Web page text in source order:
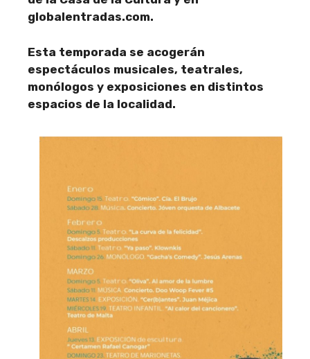
globalentradas.com.
Esta temporada se acogerán
espectáculos musicales, teatrales,
monólogos y exposiciones en distintos
espacios de la localidad.